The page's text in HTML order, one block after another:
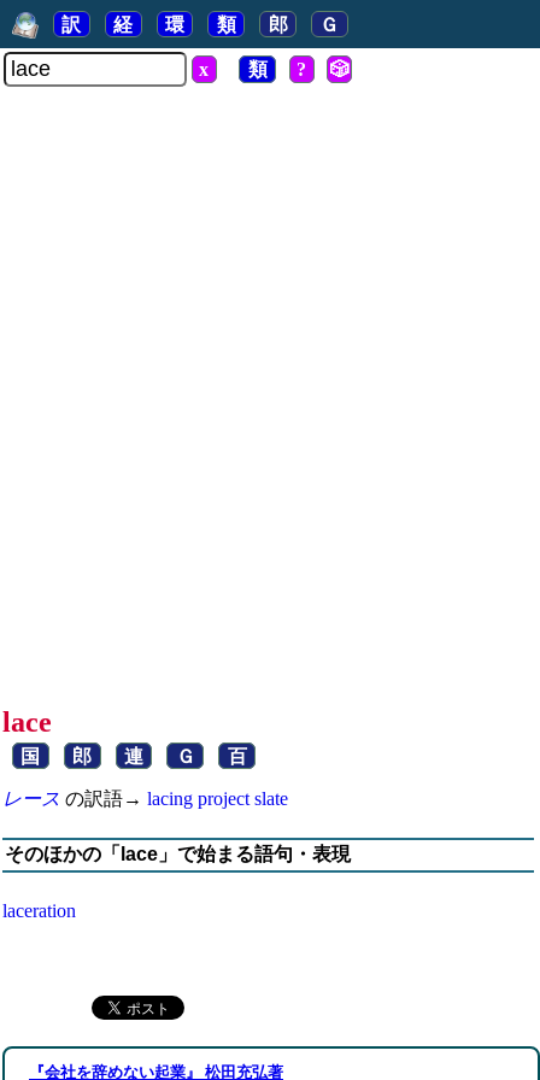
訳 経 環 類 郎 Ｇ
x 類 ? 🎲
lace
国 郎 連 Ｇ 百
レース の訳語→ lacing project slate
そのほかの「lace」で始まる語句・表現
laceration
『会社を辞めない起業』 松田充弘著